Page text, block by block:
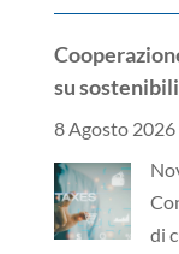
su
8 Agosto 2026
di